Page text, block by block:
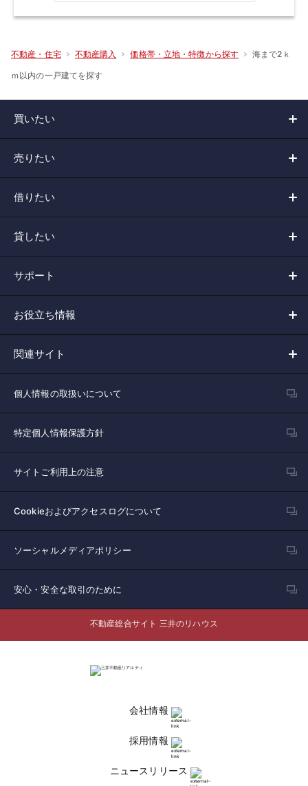
不動産・住宅 不動産購入 価格帯・立地・特徴から探す 海まで2ｋ
ｍ以内の一戸建てを探す
買いたい
売りたい
借りたい
貸したい
サポート
お役立ち情報
関連サイト
個人情報の取扱いについて
特定個人情報保護方針
サイトご利用上の注意
Cookieおよびアクセスログについて
ソーシャルメディアポリシー
安心・安全な取引のために
不動産総合サイト 三井のリハウス
会社情報
採用情報
ニュースリリース